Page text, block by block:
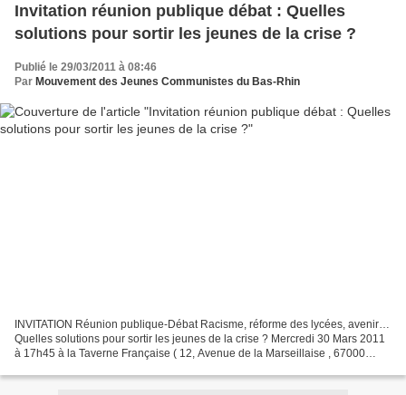
Invitation réunion publique débat : Quelles
solutions pour sortir les jeunes de la crise ?
Publié le 29/03/2011 à 08:46
Par Mouvement des Jeunes Communistes du Bas-Rhin
INVITATION Réunion publique-Débat Racisme, réforme des lycées, avenir…
Quelles solutions pour sortir les jeunes de la crise ? Mercredi 30 Mars 2011
à 17h45 à la Taverne Française ( 12, Avenue de la Marseillaise , 67000